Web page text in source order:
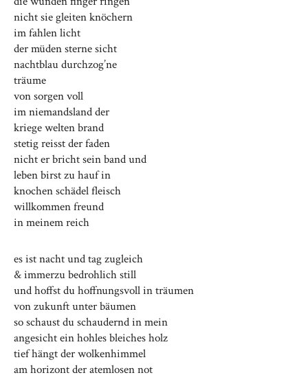
nicht sie gleiten knöchern
im fahlen licht
der müden sterne sicht
nachtblau durchzog’ne
träume
von sorgen voll
im niemandsland der
kriege welten brand
stetig reisst der faden
nicht er bricht sein band und
leben birst zu hauf in
knochen schädel fleisch
willkommen freund
in meinem reich
es ist nacht und tag zugleich
& immerzu bedrohlich still
und hoffst du hoffnungsvoll in träumen
von zukunft unter bäumen
so schaust du schaudernd in mein
angesicht ein hohles bleiches holz
tief hängt der wolkenhimmel
am horizont der atemlosen not